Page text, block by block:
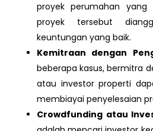
proyek perumahan
proyek tersebut
keuntungan yang baik.
Kemitraan dengan
beberapa kasus, bermitra
atau investor properti
membiayai penyelesaian
Crowdfunding atau